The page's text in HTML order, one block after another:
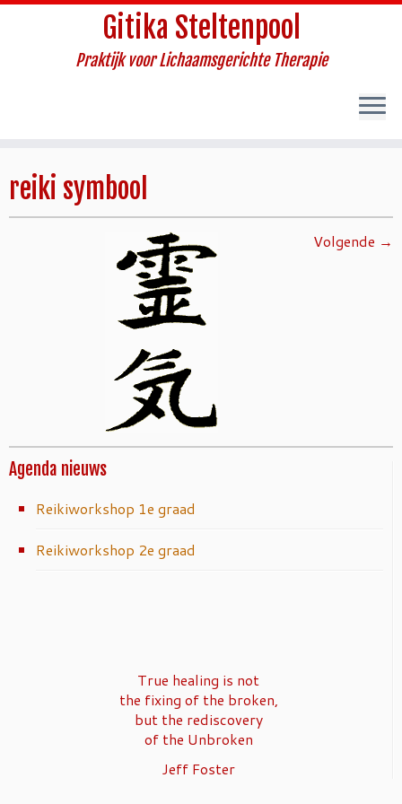
naar
inhoud
Gitika Steltenpool
Praktijk voor Lichaamsgerichte Therapie
reiki symbool
Volgende →
Agenda nieuws
Reikiworkshop 1e graad
Reikiworkshop 2e graad
True healing is not
the fixing of the broken,
but the rediscovery
of the Unbroken
Jeff Foster